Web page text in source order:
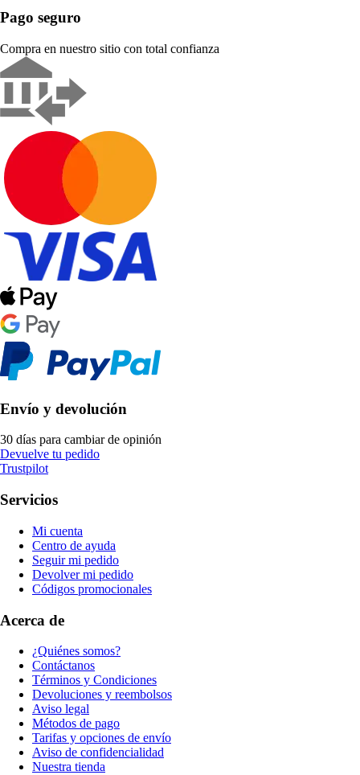
Pago seguro
Compra en nuestro sitio con total confianza
Envío y devolución
30 días para cambiar de opinión
Devuelve tu pedido
Trustpilot
Servicios
Mi cuenta
Centro de ayuda
Seguir mi pedido
Devolver mi pedido
Códigos promocionales
Acerca de
¿Quiénes somos?
Contáctanos
Términos y Condiciones
Devoluciones y reembolsos
Aviso legal
Métodos de pago
Tarifas y opciones de envío
Aviso de confidencialidad
Nuestra tienda